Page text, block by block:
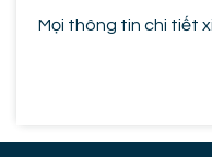
Mọi thông tin chi tiết